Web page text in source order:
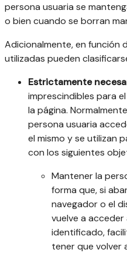
persona usuaria se
o bien cuando se borran
Adicionalmente, en función
utilizadas pueden
Estrictamente
imprescindibles para
la página.
persona usuaria
el mismo y se utilizan
con los siguientes
Mantener la
forma que, si
navegador o el
vuelve a
identificado,
tener que volver